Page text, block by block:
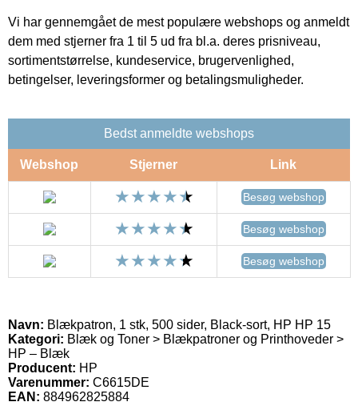
Vi har gennemgået de mest populære webshops og anmeldt
dem med stjerner fra 1 til 5 ud fra bl.a. deres prisniveau,
sortimentstørrelse, kundeservice, brugervenlighed,
betingelser, leveringsformer og betalingsmuligheder.
Bedst anmeldte webshops
Webshop Stjerner Link
Besøg webshop
Besøg webshop
Besøg webshop
Navn: Blækpatron, 1 stk, 500 sider, Black-sort, HP HP 15
Kategori: Blæk og Toner > Blækpatroner og Printhoveder >
HP – Blæk
Producent: HP
Varenummer: C6615DE
EAN: 884962825884